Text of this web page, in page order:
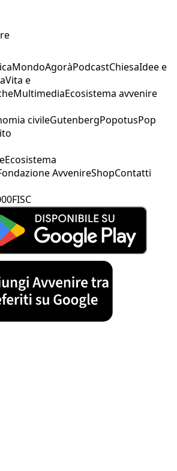
MondoAgoràPodcastChiesaIdee e
Vita e
MultimediaEcosistema avvenire
civileGutenbergPopotusPop
Ecosistema
AvvenireShopContatti
FISC